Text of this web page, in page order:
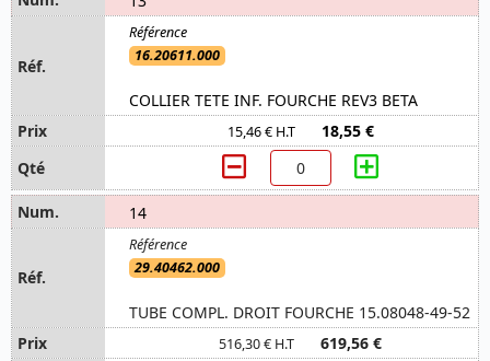
16.20611.000
COLLIER TETE INF. FOURCHE REV3 BETA
15,46 € H.T 18,55 €
14
29.40462.000
TUBE COMPL. DROIT FOURCHE 15.08048-49-52
516,30 € H.T 619,56 €